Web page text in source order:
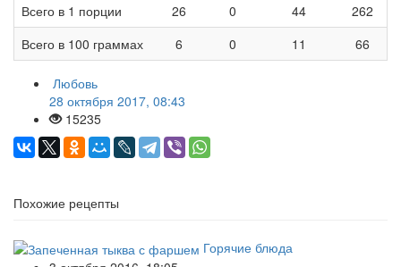
Всего в 1 порции
26 0 44
262
Всего в 100 граммах
6 0 11 66
Любовь
28 октября 2017, 08:43
15235
Похожие рецепты
Горячие блюда